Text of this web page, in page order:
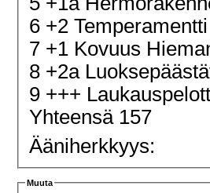
6 +2
7 +1 Kovuus
8 +2a
9 +++
Yhteensä 157
Ääniherkkyys:
Muuta